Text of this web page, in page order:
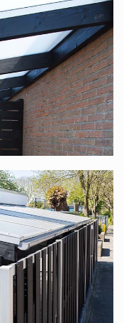
mit einer
speziell für Sie
unter
nach Maß.
verschiedenen
1,06 m bis
ist die Breite
2,5 m, 3 m,
haben Sie die
Platten.
mehreren Personen
von mindestens